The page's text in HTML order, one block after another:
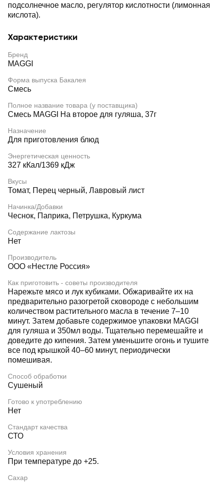
подсолнечное масло, регулятор кислотности (лимонная
кислота).
Характеристики
Бренд
MAGGI
Форма выпуска Бакалея
Смесь
Полное название товара (у поставщика)
Смесь MAGGI На второе для гуляша, 37г
Назначение
Для приготовления блюд
Энергетическая ценность
327 кКал/1369 кДж
Вкусы
Томат, Перец черный, Лавровый лист
Начинка/Добавки
Чеснок, Паприка, Петрушка, Куркума
Содержание лактозы
Нет
Производитель
ООО «Нестле Россия»
Как приготовить - советы производителя
Нарежьте мясо и лук кубиками. Обжаривайте их на
предварительно разогретой сковороде с небольшим
количеством растительного масла в течение 7–10
минут. Затем добавьте содержимое упаковки MAGGI
для гуляша и 350мл воды. Тщательно перемешайте и
доведите до кипения. Затем уменьшите огонь и тушите
все под крышкой 40–60 минут, периодически
помешивая.
Способ обработки
Сушеный
Готово к употреблению
Нет
Стандарт качества
СТО
Условия хранения
При температуре до +25.
Сахар